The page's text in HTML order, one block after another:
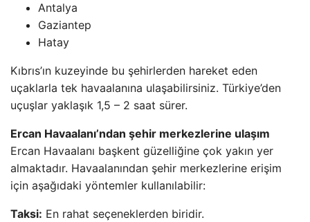
Antalya
Gaziantep
Hatay
Kıbrıs’ın kuzeyinde bu şehirlerden hareket eden
uçaklarla tek havaalanına ulaşabilirsiniz. Türkiye’den
uçuşlar yaklaşık 1,5 – 2 saat sürer.
Ercan Havaalanı’ndan şehir merkezlerine ulaşım
Ercan Havaalanı başkent güzelliğine çok yakın yer
almaktadır. Havaalanından şehir merkezlerine erişim
için aşağıdaki yöntemler kullanılabilir:
Taksi: En rahat seçeneklerden biridir.